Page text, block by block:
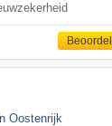
Oostenrijk